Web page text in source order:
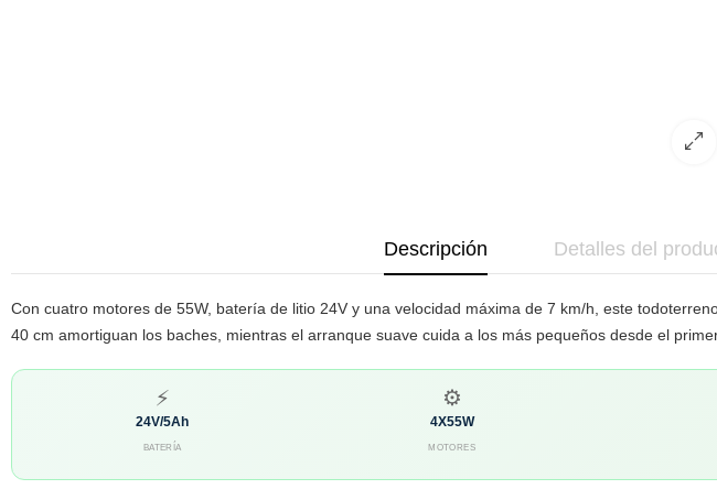
Descripción Detalles del
Con cuatro motores de 55W, batería de litio 24V y una velocidad máxima de 7 km/h, este
40 cm amortiguan los baches, mientras el arranque suave cuida a los más pequeños desde el
⚡
24V/5Ah
BATERÍA
⚙
4X55W
MOTORES